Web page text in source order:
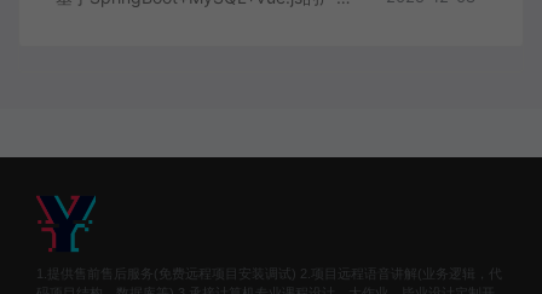
1.提供售前售后服务(免费远程项目安装调试) 2.项目远程语音讲解(业务逻辑，代